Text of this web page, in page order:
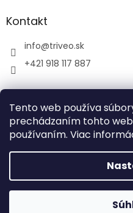
Tento web používa
prechádzaním tohto
používaním. Viac
Kontakt
info@triveo.sk
+421 918 117 887